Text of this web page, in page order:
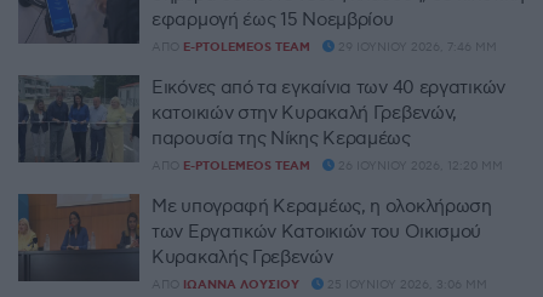
εφαρμογή έως 15 Νοεμβρίου
ΑΠΌ E-PTOLEMEOS TEAM 29 ΙΟΥΝΊΟΥ 2026, 7:46 ΜΜ
Εικόνες από τα εγκαίνια των 40 εργατικών
κατοικιών στην Κυρακαλή Γρεβενών,
παρουσία της Νίκης Κεραμέως
ΑΠΌ E-PTOLEMEOS TEAM 26 ΙΟΥΝΊΟΥ 2026, 12:20 ΜΜ
Με υπογραφή Κεραμέως, η ολοκλήρωση
των Εργατικών Κατοικιών του Οικισμού
Κυρακαλής Γρεβενών
ΑΠΌ ΙΩΆΝΝΑ ΛΟΎΣΙΟΥ 25 ΙΟΥΝΊΟΥ 2026, 3:06 ΜΜ